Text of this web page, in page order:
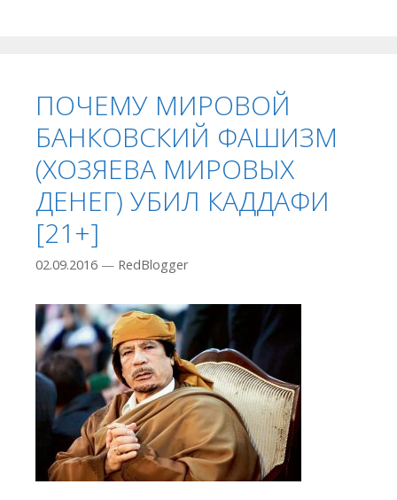
ПОЧЕМУ МИРОВОЙ
БАНКОВСКИЙ ФАШИЗМ
(ХОЗЯЕВА МИРОВЫХ
ДЕНЕГ) УБИЛ КАДДАФИ
[21+]
02.09.2016 — RedBlogger